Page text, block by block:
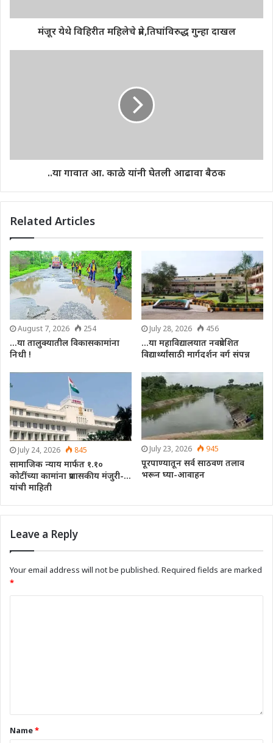
मंजूर येथे विहिरीत महिलेचे प्रेत,तिघांविरुद्ध गुन्हा दाखल
..या गावात आ. काळे यांनी घेतली आढावा बैठक
Related Articles
August 7, 2026 254
…या तालुक्यातील विकासकामांना
निधी !
July 28, 2026 456
…या महाविद्यालयात नवप्रवेशित
विद्यार्थ्यांसाठी मार्गदर्शन वर्ग संपन्न
July 24, 2026 845
सामाजिक न्याय मार्फत १.१०
कोटींच्या कामांना प्रशासकीय मंजुरी-…
यांची माहिती
July 23, 2026 945
पूरपाण्यातून सर्व साठवण तलाव
भरून घ्या-आवाहन
Leave a Reply
Your email address will not be published. Required fields are marked
*
Name*